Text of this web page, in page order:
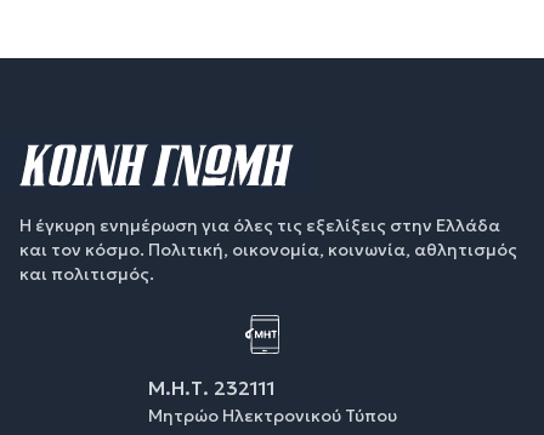
Η έγκυρη ενημέρωση για όλες τις εξελίξεις στην Ελλάδα
και τον κόσμο. Πολιτική, οικονομία, κοινωνία, αθλητισμός
και πολιτισμός.
Μ.Η.Τ. 232111
Μητρώο Ηλεκτρονικού Τύπου